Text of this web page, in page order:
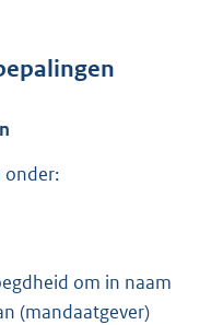
onder:
om in naam
(mandaatgever)